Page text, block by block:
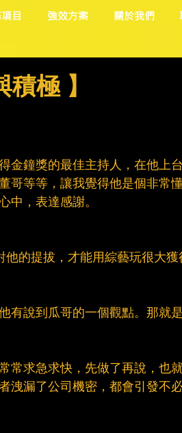
目 強效方案 關於我們
極 】
金鐘獎的最佳主持人，在他上
哥等等，讓我覺得他是個非常
中，表達感謝。
的提拔，才能用綜藝玩很大獲
有說到瓜哥的一個觀點。那就
常求急求快，先做了再說，也
洩漏了公司機密，都會引發不